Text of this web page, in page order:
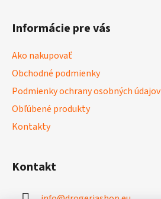
Informácie pre vás
Ako nakupovať
Obchodné podmienky
Podmienky ochrany osobných údajov
Obľúbené produkty
Kontakty
Kontakt